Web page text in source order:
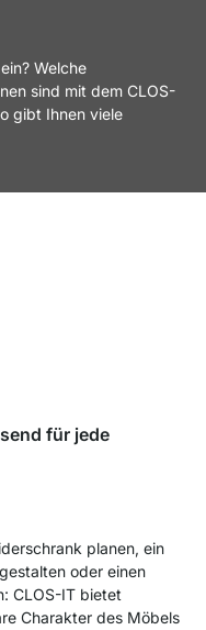
Welche
sind mit dem CLOS-
gibt Ihnen viele
für jede
planen, ein
oder einen
CLOS-IT bietet
Charakter des Möbels